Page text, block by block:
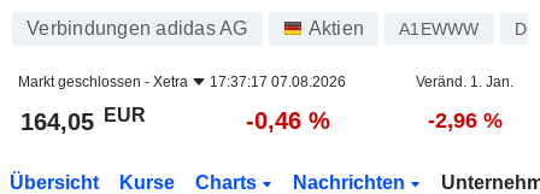
Verbindungen adidas AG Aktien A1EWWW
Markt geschlossen - Xetra 17:37:17 07.08.2026 Veränd. 1. Jan.
164,05 EUR -0,46 % -2,96 %
Übersicht Kurse Charts Nachrichten